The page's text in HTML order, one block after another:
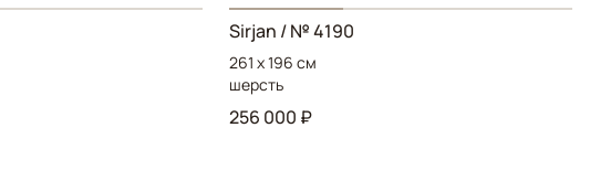
Sirjan / № 4190
261 x 196 см
шерсть
256 000 ₽